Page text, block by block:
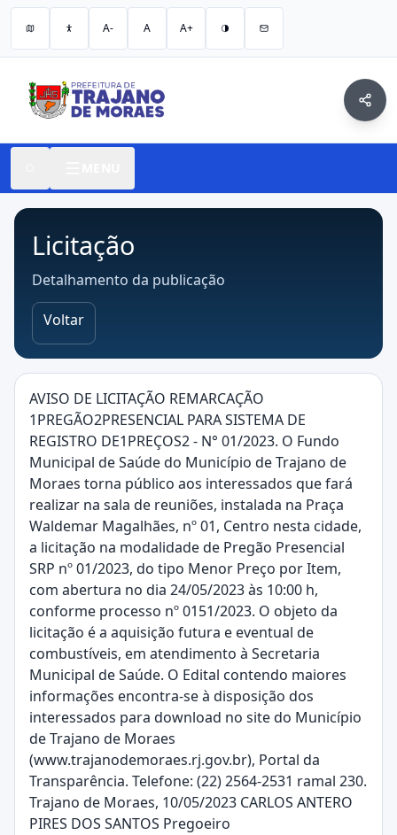
A- A A+
Licitação
Detalhamento da publicação
Voltar
AVISO DE LICITAÇÃO REMARCAÇÃO
1PREGÃO2PRESENCIAL PARA SISTEMA DE
REGISTRO DE1PREÇOS2 - N° 01/2023. O Fundo
Municipal de Saúde do Município de Trajano de
Moraes torna público aos interessados que fará
realizar na sala de reuniões, instalada na Praça
Waldemar Magalhães, nº 01, Centro nesta cidade,
a licitação na modalidade de Pregão Presencial
SRP nº 01/2023, do tipo Menor Preço por Item,
com abertura no dia 24/05/2023 às 10:00 h,
conforme processo nº 0151/2023. O objeto da
licitação é a aquisição futura e eventual de
combustíveis, em atendimento à Secretaria
Municipal de Saúde. O Edital contendo maiores
informações encontra-se à disposição dos
interessados para download no site do Município
de Trajano de Moraes
(www.trajanodemoraes.rj.gov.br), Portal da
Transparência. Telefone: (22) 2564-2531 ramal 230.
Trajano de Moraes, 10/05/2023 CARLOS ANTERO
PIRES DOS SANTOS Pregoeiro